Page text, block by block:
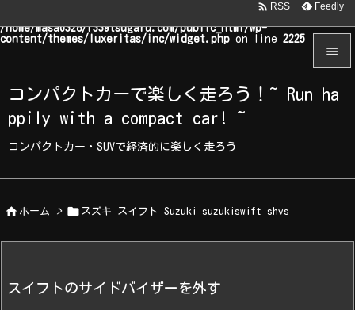
/home/masa0328/r339tsugaru.com/public_html/wp-
content/themes/luxeritas/inc/widget.php on line 2225
コンパクトカーで楽しく走ろう！~ Run ha
ppily with a compact car! ~
コンパクトカー・SUVで経済的に楽しく走ろう


メニュ

 RSS Feedly
 ホーム >  スズキ スイフト Suzuki suzukiswift shvs
スイフトのサイドバイザーを外す